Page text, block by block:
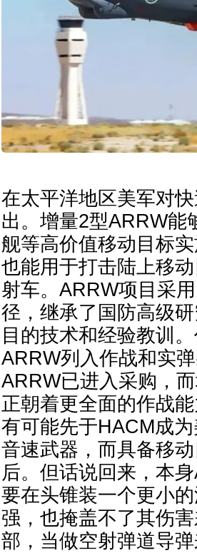
在太平洋地区美军对
出。增量2型ARRW能
舰等高价值移动目标
也能用于打击陆上移
射车。ARRW项目采
径，继承了国防高级
目的技术和经验教训
ARRW列入作战和实
ARRW已进入采购，
正朝着更全面的作战
有可能先于HACM成
音速武器，而具备移
后。但话说回来，本
要在头锥装一个更小
强，也掩盖不了其伤
部，当做空射弹道导